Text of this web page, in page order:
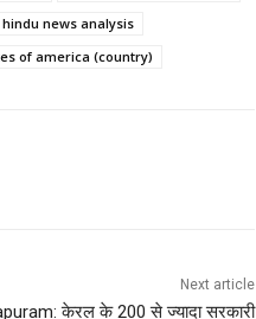
news analysis
of america (country)
Next article
केरल के 200 से ज्यादा सरकारी